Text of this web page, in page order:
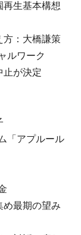
生基本構想
方：大橋謙策
ルワーク
が決定
「アプルール
最期の望み